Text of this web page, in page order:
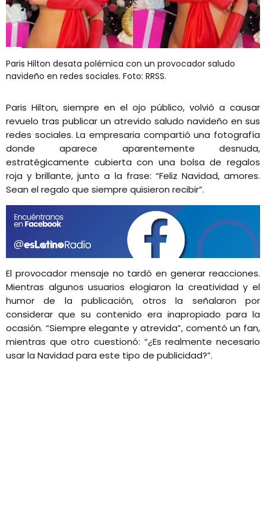
Paris Hilton desata polémica con un provocador saludo
navideño en redes sociales. Foto: RRSS.
Paris Hilton, siempre en el ojo público, volvió a causar
revuelo tras publicar un atrevido saludo navideño en sus
redes sociales. La empresaria compartió una fotografía
donde aparece aparentemente desnuda,
estratégicamente cubierta con una bolsa de regalos
roja y brillante, junto a la frase: “Feliz Navidad, amores.
Sean el regalo que siempre quisieron recibir”.
El provocador mensaje no tardó en generar reacciones.
Mientras algunos usuarios elogiaron la creatividad y el
humor de la publicación, otros la señalaron por
considerar que su contenido era inapropiado para la
ocasión. “Siempre elegante y atrevida”, comentó un fan,
mientras que otro cuestionó: “¿Es realmente necesario
usar la Navidad para este tipo de publicidad?”.